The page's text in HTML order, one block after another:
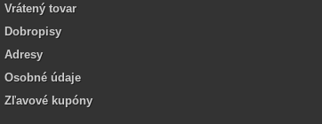
Vrátený tovar
Dobropisy
Adresy
Osobné údaje
Zľavové kupóny